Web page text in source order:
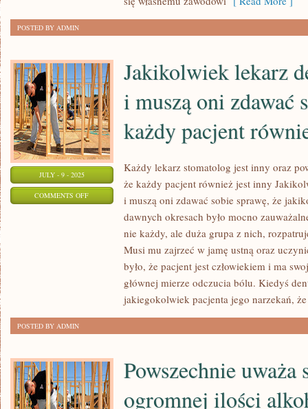
POSTED BY ADMIN
JULY - 9 - 2025
COMMENTS OFFON
JAKIKOLWIEK
ONI
SOBIE
SPRAWĘ,
ŻE
Jakikolwiek lekarz
i muszą oni zdawać
każdy pacjent
Każdy lekarz stomatolog jest inny oraz
że każdy pacjent również jest inny
i muszą oni zdawać sobie sprawę, że
dawnych okresach było mocno
nie każdy, ale duża grupa z nich,
Musi mu zajrzeć w jamę ustną oraz
było, że pacjent jest człowiekiem i ma
głównej mierze odczucia bólu. Kiedyś
jakiegokolwiek pacjenta jego narzekań,
POSTED BY ADMIN
Powszechnie uważa
ogromnej ilości